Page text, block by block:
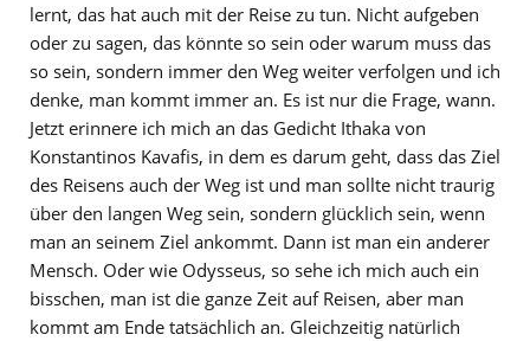
lernt, das hat auch mit der Reise zu tun. Nicht aufgeben
oder zu sagen, das könnte so sein oder warum muss das
so sein, sondern immer den Weg weiter verfolgen und ich
denke, man kommt immer an. Es ist nur die Frage, wann.
Jetzt erinnere ich mich an das Gedicht Ithaka von
Konstantinos Kavafis, in dem es darum geht, dass das Ziel
des Reisens auch der Weg ist und man sollte nicht traurig
über den langen Weg sein, sondern glücklich sein, wenn
man an seinem Ziel ankommt. Dann ist man ein anderer
Mensch. Oder wie Odysseus, so sehe ich mich auch ein
bisschen, man ist die ganze Zeit auf Reisen, aber man
kommt am Ende tatsächlich an. Gleichzeitig natürlich